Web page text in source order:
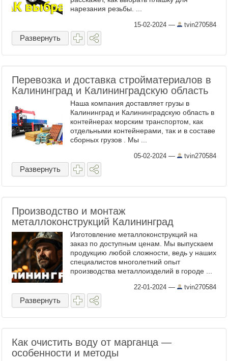
нарезания резьбы. ...
15-02-2024 — tvin270584
Развернуть
Перевозка и доставка стройматериалов в
Калининград и Калининградскую область
Наша компания доставляет грузы в
Калининград и Калининградскую область в
контейнерах морским транспортом, как
отдельными контейнерами, так и в составе
сборных грузов . Мы ...
05-02-2024 — tvin270584
Развернуть
Производство и монтаж
металлоконструкций Калининград
Изготовление металлоконструкций на
заказ по доступным ценам. Мы выпускаем
продукцию любой сложности, ведь у наших
специалистов многолетний опыт
производства металлоизделий в городе ...
22-01-2024 — tvin270584
Развернуть
Как очистить воду от марганца —
особенности и методы